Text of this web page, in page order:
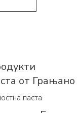
от Грањано
паста